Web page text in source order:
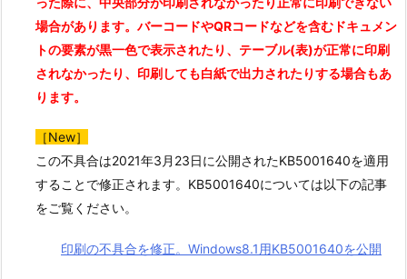
場合があります。バーコードやQRコードなどを含むドキュメン
トの要素が黒一色で表示されたり、テーブル(表)が正常に印刷
されなかったり、印刷しても白紙で出力されたりする場合もあ
ります。
［New］
この不具合は2021年3月23日に公開されたKB5001640を適用
することで修正されます。KB5001640については以下の記事
をご覧ください。
印刷の不具合を修正。Windows8.1用KB5001640を公開